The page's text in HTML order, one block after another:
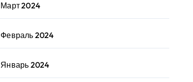
Март 2024
Февраль 2024
Январь 2024